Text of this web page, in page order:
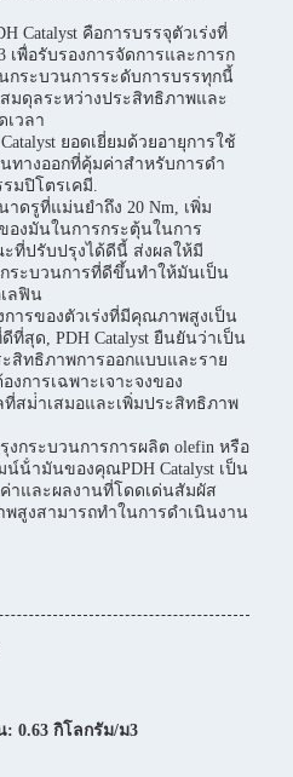
Catalyst คือการบรรจุตัวเร่งที่
เพื่อรับรองการจัดการและการก
กระบวนการระดับการบรรทุกนี้
สมดุลระหว่างประสิทธิภาพและ
เวลา
ยอดเยี่ยมด้วยอายุการใช้
ทางออกที่คุ้มค่าสําหรับการดํา
มปิโตรเคมี.
าดรูที่แม่นยําถึง 20 Nm, เพิ่ม
องมันในการกระตุ้นในการ
ที่ปรับปรุงได้ดีนี้ ส่งผลให้มี
ะบวนการที่ดีขึ้นทําให้มันเป็น
ลฟิน
ารของตัวเร่งที่มีคุณภาพสูงเป็น
สุด, PDH Catalyst ยืนยันว่าเป็น
สิทธิภาพการออกแบบและราย
งการเฉพาะเจาะจงของ
สม่ําเสมอและเพิ่มประสิทธิภาพ
กระบวนการการผลิต olefin หรือ
น้ํามันของคุณPDH Catalyst เป็น
าและผลงานที่โดดเด่นสัมผัส
สูงสามารถทําในการดําเนินงาน
0.63 กิโลกรัม/ม3